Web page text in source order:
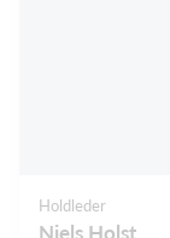
Holdleder
Niels Holst